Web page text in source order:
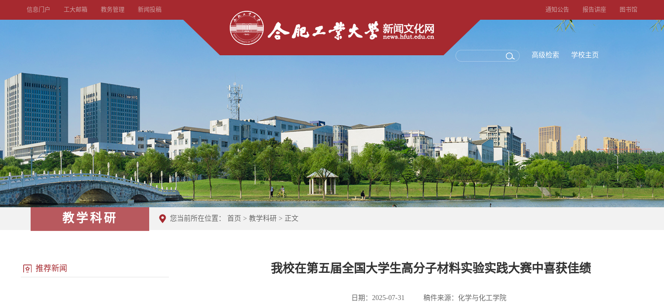
信息门户 工大邮箱 教务管理 新闻投稿 通知公告 报告讲座 图书馆
高级检索 学校主页
教学科研 您当前所在位置： 首页 > 教学科研 > 正文
推荐新闻 我校在第五届全国大学生高分子材料实验实践大赛中喜获佳绩
日期：2025-07-31 稿件来源：化学与化工学院